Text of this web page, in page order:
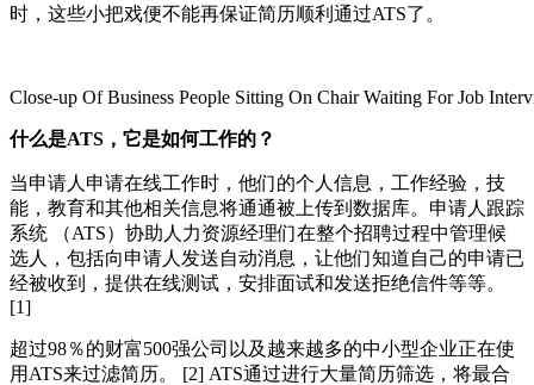
时，这些小把戏便不能再保证简历顺利通过ATS了。
Close-up Of Business People Sitting On Chair Waiting For Job
什么是ATS ，它是如何工作的？
当申请人申请在线工作时，他们的个人信息，工作经验，技
能，教育和其他相关信息将通通被上传到数据库。申请人跟踪
系统 （ATS）协助人力资源经理们在整个招聘过程中管理候
选人，包括向申请人发送自动消息，让他们知道自己的申请已
经被收到，提供在线测试，安排面试和发送拒绝信件等等。
[1]
超过98％的财富500强公司以及越来越多的中小型企业正在使
用ATS来过滤简历。 [2] ATS通过进行大量简历筛选，将最合